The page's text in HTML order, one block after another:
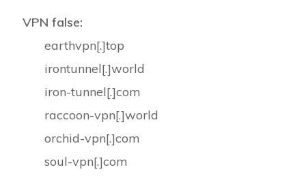
VPN false:
earthvpn[.]top
irontunnel[.]world
iron-tunnel[.]com
raccoon-vpn[.]world
orchid-vpn[.]com
soul-vpn[.]com